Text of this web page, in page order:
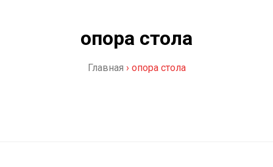
опора стола
Главная › опора стола